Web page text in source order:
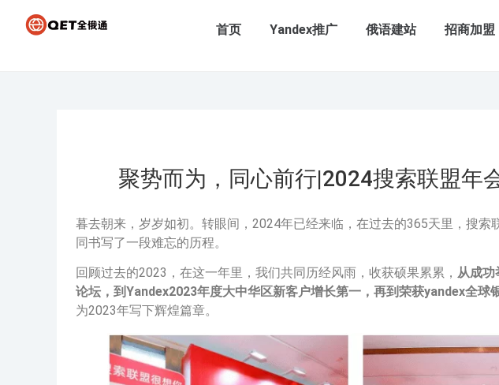
首页 Yandex推广 俄语建站 招商加盟
聚势而为，同心前行|2024搜索联盟年
暮去朝来，岁岁如初。转眼间，2024年已经来临，在过去的365天里，搜索
同书写了一段难忘的历程。
回顾过去的2023，在这一年里，我们共同历经风雨，收获硕果累累， 从成功
论坛，到Yandex2023年度大中华区新客户增长第一，再到荣获yandex全球
为2023年写下辉煌篇章。